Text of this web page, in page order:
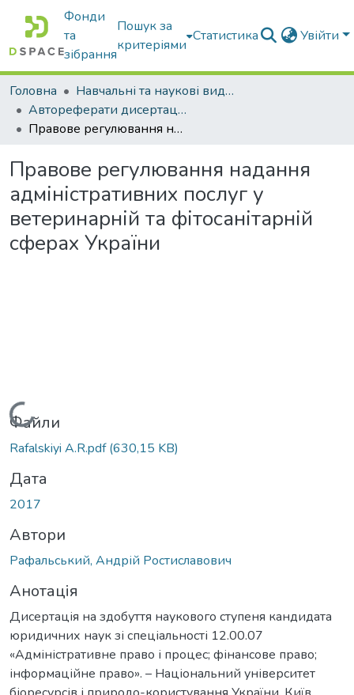
Фонди
та
зібрання
Пошук за
критеріями
Статистика Увійти
Головна
Навчальні та наукові видання
Автореферати дисертацій та дисертації
Правове регулювання надання адміністративних послуг у ветеринарній та фітосанітарній сферах України
Правове регулювання надання
адміністративних послуг у
ветеринарній та фітосанітарній
сферах України
Вантажиться...
Файли
Rafalskiyi A.R.pdf(630,15 KB)
Дата
2017
Автори
Рафальський, Андрій Ростиславович
Анотація
Дисертація на здобуття наукового ступеня кандидата
юридичних наук зі спеціальності 12.00.07
«Адміністративне право і процес; фінансове право;
інформаційне право». – Національний університет